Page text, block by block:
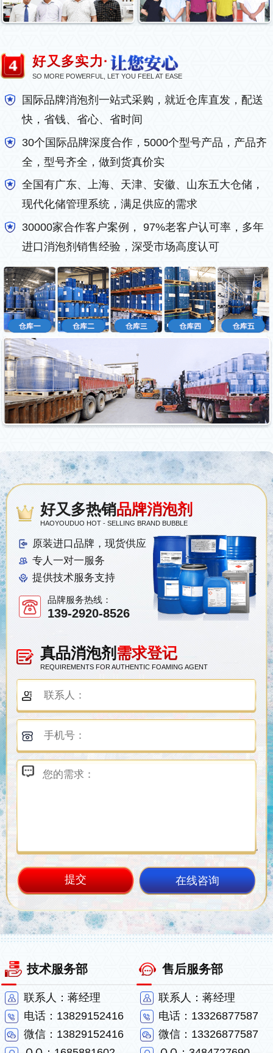
好又多实力·
SO MORE POWERFUL, LET YOU FEEL AT EASE
国际品牌消泡剂一站式采购，就近仓库直发，配送
快，省钱、省心、省时间
30个国际品牌深度合作，5000个型号产品，产品齐
全，型号齐全，做到货真价实
全国有广东、上海、天津、安徽、山东五大仓储，
现代化储管理系统，满足供应的需求
30000家合作客户案例， 97%老客户认可率，多年
进口消泡剂销售经验，深受市场高度认可
真品消泡剂 需求登记
REQUIREMENTS FOR AUTHENTIC FOAMING AGENT
在线咨询
好又多热销品牌消泡剂
HAOYOUDUO HOT - SELLING BRAND BUBBLE
原装进口品牌，现货供应
专人一对一服务
提供技术服务支持
品牌服务热线：
139-2920-8526
技术服务部
联系人：蒋经理
电话：13829152416
微信：13829152416
售后服务部
联系人：蒋经理
电话：13326877587
微信：13326877587